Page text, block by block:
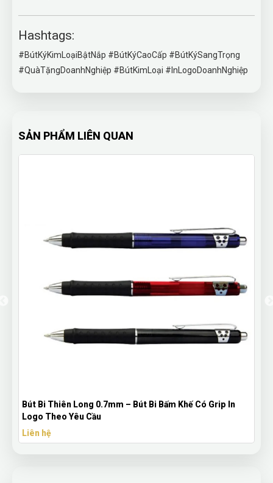
Hashtags:
#BútKýKimLoạiBậtNắp #BútKýCaoCấp #BútKýSangTrọng
#QuàTặngDoanhNghiệp #BútKimLoại #InLogoDoanhNghiệp
SẢN PHẨM LIÊN QUAN
Bút Bi Thiên Long 0.7mm – Bút Bi Bấm Khế Có Grip In
Logo Theo Yêu Cầu
Liên hệ